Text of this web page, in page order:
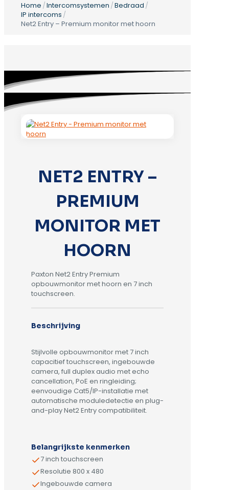
Home /Intercomsystemen /Bedraad /
IP intercoms /
Net2 Entry – Premium monitor met hoorn
NET2 ENTRY –
PREMIUM
MONITOR MET
HOORN
Paxton Net2 Entry Premium
opbouwmonitor met hoorn en 7 inch
touchscreen.
Beschrijving
Stijlvolle opbouwmonitor met 7 inch
capacitief touchscreen, ingebouwde
camera, full duplex audio met echo
cancellation, PoE en ringleiding;
eenvoudige Cat5/IP-installatie met
automatische moduledetectie en plug-
and-play Net2 Entry compatibiliteit.
Belangrijkste kenmerken
7 inch touchscreen
Resolutie 800 x 480
Ingebouwde camera